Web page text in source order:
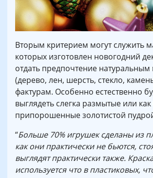
Вторым критерием могут служить
которых изготовлен новогодний
отдать предпочтение
(дерево, лен, шерсть, стекло,
фактурам. Особенно естественно
выглядеть слегка размытые или
припорошенные золотистой
“Больше 70% игрушек сделаны из
как они практически не бьются,
выглядят практически также.
используется что в пластиковых,